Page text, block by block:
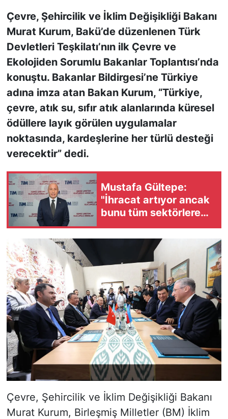
Çevre, Şehircilik ve İklim Değişikliği Bakanı
Murat Kurum, Bakü’de düzenlenen Türk
Devletleri Teşkilatı’nın ilk Çevre ve
Ekolojiden Sorumlu Bakanlar Toplantısı’nda
konuştu. Bakanlar Bildirgesi’ne Türkiye
adına imza atan Bakan Kurum, “Türkiye,
çevre, atık su, sıfır atık alanlarında küresel
ödüllere layık görülen uygulamalar
noktasında, kardeşlerine her türlü desteği
verecektir” dedi.
Mustafa Gültepe:
"İhracat artıyor ancak
bunu tüm sektörlere
Çevre, Şehircilik ve İklim Değişikliği Bakanı
Murat Kurum, Birleşmiş Milletler (BM) İklim
KONGRE HABERLERİ
KONGRE TAKVİMİ
RÖPORTAJLAR
BİYOGRAFİLER